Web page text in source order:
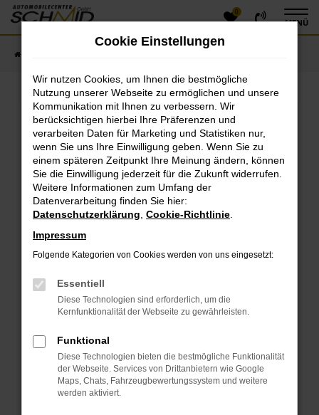
Zum
Hauptinhalt
0
MENÜ
Fehler: Network Error
Beim Laden ist ein Fehler aufgetreten.
Hier sind ein paar Tipps, die dir helfen können:
Überprüfe deine Firewall und deine
Internetverbindung.
Laden andere Webseiten, zum Beispiel deine
Suchmaschine?
Prüfe deine Browsererweiterungen.
das Laden bestimmter Seiten verhindern.
Funktioniert die Seite in einem anderen Browser
oder in einem privaten Fenster?
Das kann manchmal helfen, vorübergehende
Probleme zu beheben.
Stelle sicher, dass dein Browser und dein
Betriebssystem auf dem neuesten Stand sind.
Cookie Einstellungen
Wir nutzen Cookies, um Ihnen die bestmögliche
Nutzung unserer Webseite zu ermöglichen und unsere
Kommunikation mit Ihnen zu verbessern. Wir
berücksichtigen hierbei Ihre Präferenzen und
verarbeiten Daten für Marketing und Statistiken nur,
wenn Sie uns Ihre Einwilligung geben. Wenn Sie zu
einem späteren Zeitpunkt Ihre Meinung ändern, können
Sie die Einwilligung jederzeit für die Zukunft widerrufen.
Weitere Informationen zum Umfang der
Datenverarbeitung finden Sie hier:
Datenschutzerklärung Cookie-Richtlinie
Impressum
Folgende Kategorien von Cookies werden von uns eingesetzt:
Essentiell
Diese Technologien sind erforderlich, um die
Kernfunktionalität der Webseite zu gewährleisten.
Funktional
Diese Technologien bieten die bestmögliche Funktionalität
der Webseite. Services von Drittanbietern wie Google
Maps, Chats, Fahrzeugbewertungssystem und weitere
werden aktiviert.